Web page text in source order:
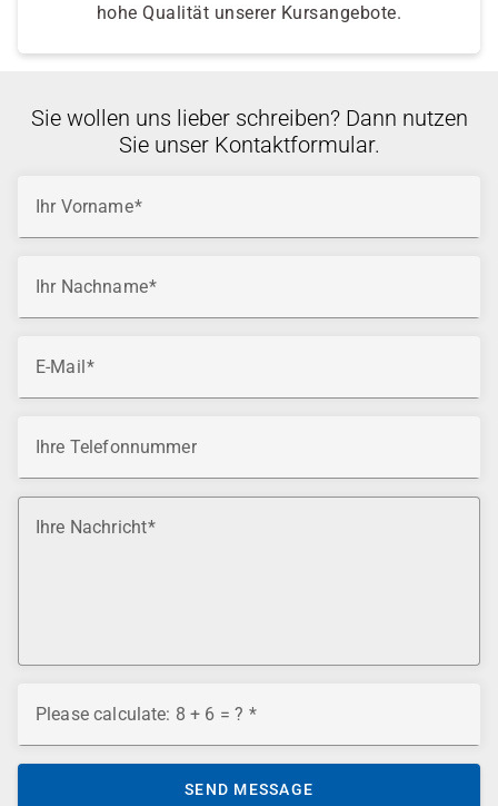
hohe Qualität unserer Kursangebote.
Sie wollen uns lieber schreiben? Dann nutzen
Sie unser Kontaktformular.
Ihr Vorname
Ihr Nachname
E-Mail
Ihre Telefonnummer
Ihre Nachricht
Please calculate: 8 + 6 = ?
SEND MESSAGE